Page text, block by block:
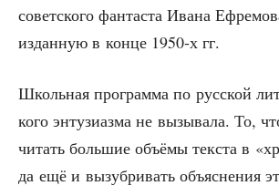
совет­ско­го фан­та­ста Ива­на
издан­ную в кон­це 1950‑х гг.
Школь­ная про­грам­ма по рус­ской
ко­го энту­зи­аз­ма не вызы­ва­ла. То,
читать боль­шие объ­ё­мы тек­ста в
да ещё и вызуб­ри­вать объ­яс­не­ния